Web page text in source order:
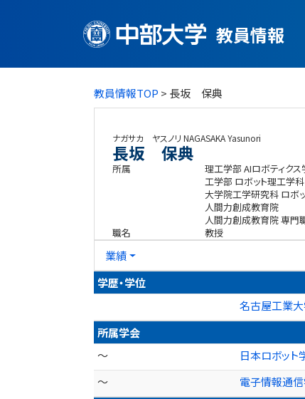
教員情報
教員情報TOP > 長坂 保典
ナガサカ ヤスノリ NAGASAKA Yasunori
長坂 保典
所属
理工学部 AIロボティクス
工学部 ロボット理工学科
大学院工学研究科 ロボ
人間力創成教育院
人間力創成教育院 専門
職名
教授
業績
学歴・学位
名古屋工業
所属学会
～
日本ロボット
～
電子情報通